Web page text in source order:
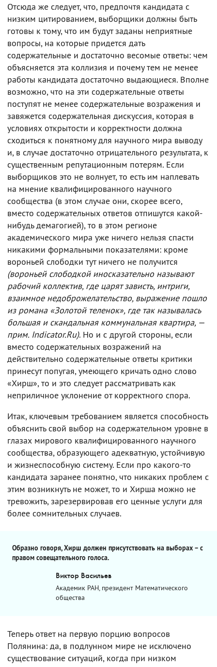
Отсюда же следует, что, предпочтя кандидата с
низким цитированием, выборщики должны быть
готовы к тому, что им будут заданы неприятные
вопросы, на которые придется дать
содержательные и достаточно весомые ответы: чем
объясняется эта коллизия и почему тем не менее
работы кандидата достаточно выдающиеся. Вполне
возможно, что на эти содержательные ответы
поступят не менее содержательные возражения и
завяжется содержательная дискуссия, которая в
условиях открытости и корректности должна
сходиться к понятному для научного мира выводу
и, в случае достаточно отрицательного результата, к
существенным репутационным потерям. Если
выборщиков это не волнует, то есть им наплевать
на мнение квалифицированного научного
сообщества (в этом случае они, скорее всего,
вместо содержательных ответов отпишутся какой-
нибудь демагогией), то в этом регионе
академического мира уже ничего нельзя спасти
никакими формальными показателями: кроме
вороньей слободки тут ничего не получится
(вороньей слободкой иносказательно называют
рабочий коллектив, где царят зависть, интриги,
взаимное недоброжелательство, выражение пошло
из романа «Золотой теленок», где так называлась
большая и скандальная коммунальная квартира, —
прим. Indicator.Ru). Но и с другой стороны, если
вместо содержательных возражений на
действительно содержательные ответы критики
принесут попугая, умеющего кричать одно слово
«Хирш», то и это следует рассматривать как
неприличное уклонение от корректного спора.
Итак, ключевым требованием является способность
объяснить свой выбор на содержательном уровне в
глазах мирового квалифицированного научного
сообщества, образующего адекватную, устойчивую
и жизнеспособную систему. Если про какого-то
кандидата заранее понятно, что никаких проблем с
этим возникнуть не может, то и Хирша можно не
тревожить, зарезервировав его ценные услуги для
более сомнительных случаев.
Образно говоря, Хирш должен присутствовать на выборах – с
правом совещательного голоса.
Виктор Васильев
Академик РАН, президент Математического
общества
Теперь ответ на первую порцию вопросов
Полянина: да, в подлунном мире не исключено
существование ситуаций, когда при низком